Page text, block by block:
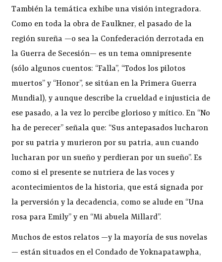
También la temática exhibe una visión integradora.
Como en toda la obra de Faulkner, el pasado de la
región sureña —o sea la Confederación derrotada en
la Guerra de Secesión— es un tema omnipresente
(sólo algunos cuentos: “Falla”, “Todos los pilotos
muertos” y “Honor”, se sitúan en la Primera Guerra
Mundial), y aunque describe la crueldad e injusticia de
ese pasado, a la vez lo percibe glorioso y mítico. En “No
ha de perecer” señala que: “Sus antepasados lucharon
por su patria y murieron por su patria, aun cuando
lucharan por un sueño y perdieran por un sueño”. Es
como si el presente se nutriera de las voces y
acontecimientos de la historia, que está signada por
la perversión y la decadencia, como se alude en “Una
rosa para Emily” y en “Mi abuela Millard”.
Muchos de estos relatos —y la mayoría de sus novelas
— están situados en el Condado de Yoknapatawpha,